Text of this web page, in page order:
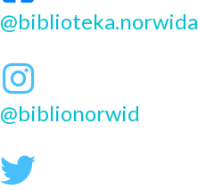
@biblioteka.norwida
@biblionorwid